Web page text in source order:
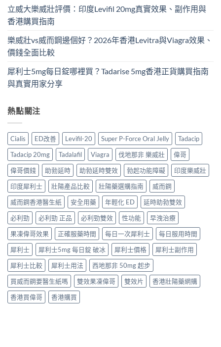
立威大樂威壯評價：印度Levifil 20mg真實效果、副作用與
香港購買指南
樂威壯vs威而鋼邊個好？2026年香港Levitra與Viagra效果、
價錢全面比較
犀利士5mg每日錠哪裡買？Tadarise 5mg香港正貨購買指南
與真實用家分享
熱點關注
Cialis ED改善 Levifil-20 Super P-Force Oral Jelly
Tadacip
Tadacip 20mg
Tadalafil Viagra 伐地那非 樂威壯
偉哥
偉哥價錢
助勃延時 助勃延時雙效 勃起功能障礙
印度樂威壯
印度犀利士
壯陽產品比較 壯陽藥選購指南
威而鋼
威而鋼香港醫生紙
安全用藥 年輕化 ED
延時助勃雙效
必利勁
必利勁 正品 必利勁雙效 性功能
早洩治療
果凍偉哥效果
正確服藥時間 每日一次犀利士
每日服用時間
犀利士
犀利士5mg 每日錠 破冰 犀利士價格
犀利士副作用
犀利士比較
犀利士用法
西地那非 50mg 起步
買威而鋼要醫生紙嗎
雙效果凍偉哥 雙效片
香港壯陽藥網購
香港買偉哥
香港購買